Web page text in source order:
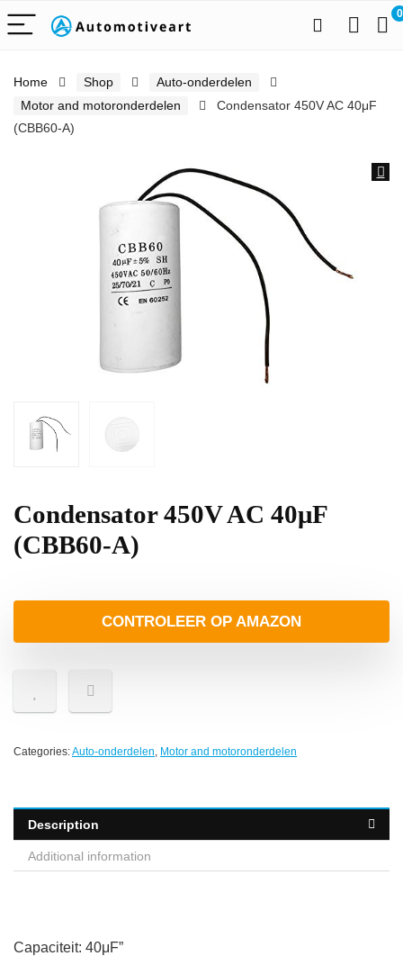
0
Home Shop
Auto-onderdelen
Motor and motoronderdelen
Condensator 450V AC 40μF
(CBB60-A)
Condensator 450V AC 40μF
(CBB60-A)
CONTROLEER OP AMAZON
Categories:Auto-onderdelen, Motor and motoronderdelen
Description
Additional information
Capaciteit: 40μF”